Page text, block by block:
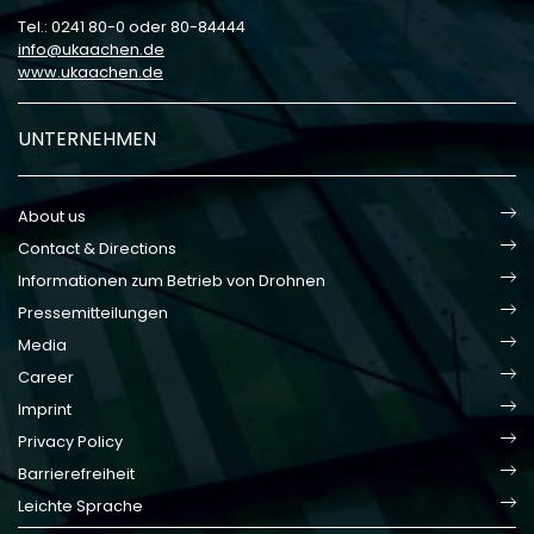
Tel.: 0241 80-0 oder 80-84444
info
ukaachen de
www.ukaachen.de
UNTERNEHMEN
About us
Contact & Directions
Informationen zum Betrieb von Drohnen
Pressemitteilungen
Media
Career
Imprint
Privacy Policy
Barrierefreiheit
Leichte Sprache